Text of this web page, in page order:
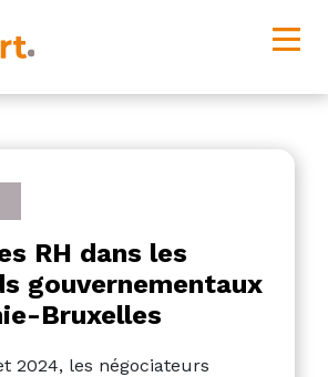
RH dans les
gouvernementaux
Bruxelles
2024, les négociateurs